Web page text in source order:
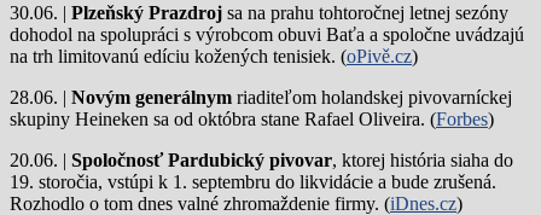
30.06. | Plzeňský Prazdroj sa na prahu tohtoročnej letnej sezóny
dohodol na spolupráci s výrobcom obuvi Baťa a spoločne uvádzajú
na trh limitovanú edíciu kožených tenisiek. (oPivě.cz)
28.06. | Novým generálnym riaditeľom holandskej pivovarníckej
skupiny Heineken sa od októbra stane Rafael Oliveira. (Forbes)
20.06. | Spoločnosť Pardubický pivovar, ktorej história siaha do
19. storočia, vstúpi k 1. septembru do likvidácie a bude zrušená.
Rozhodlo o tom dnes valné zhromaždenie firmy. (iDnes.cz)